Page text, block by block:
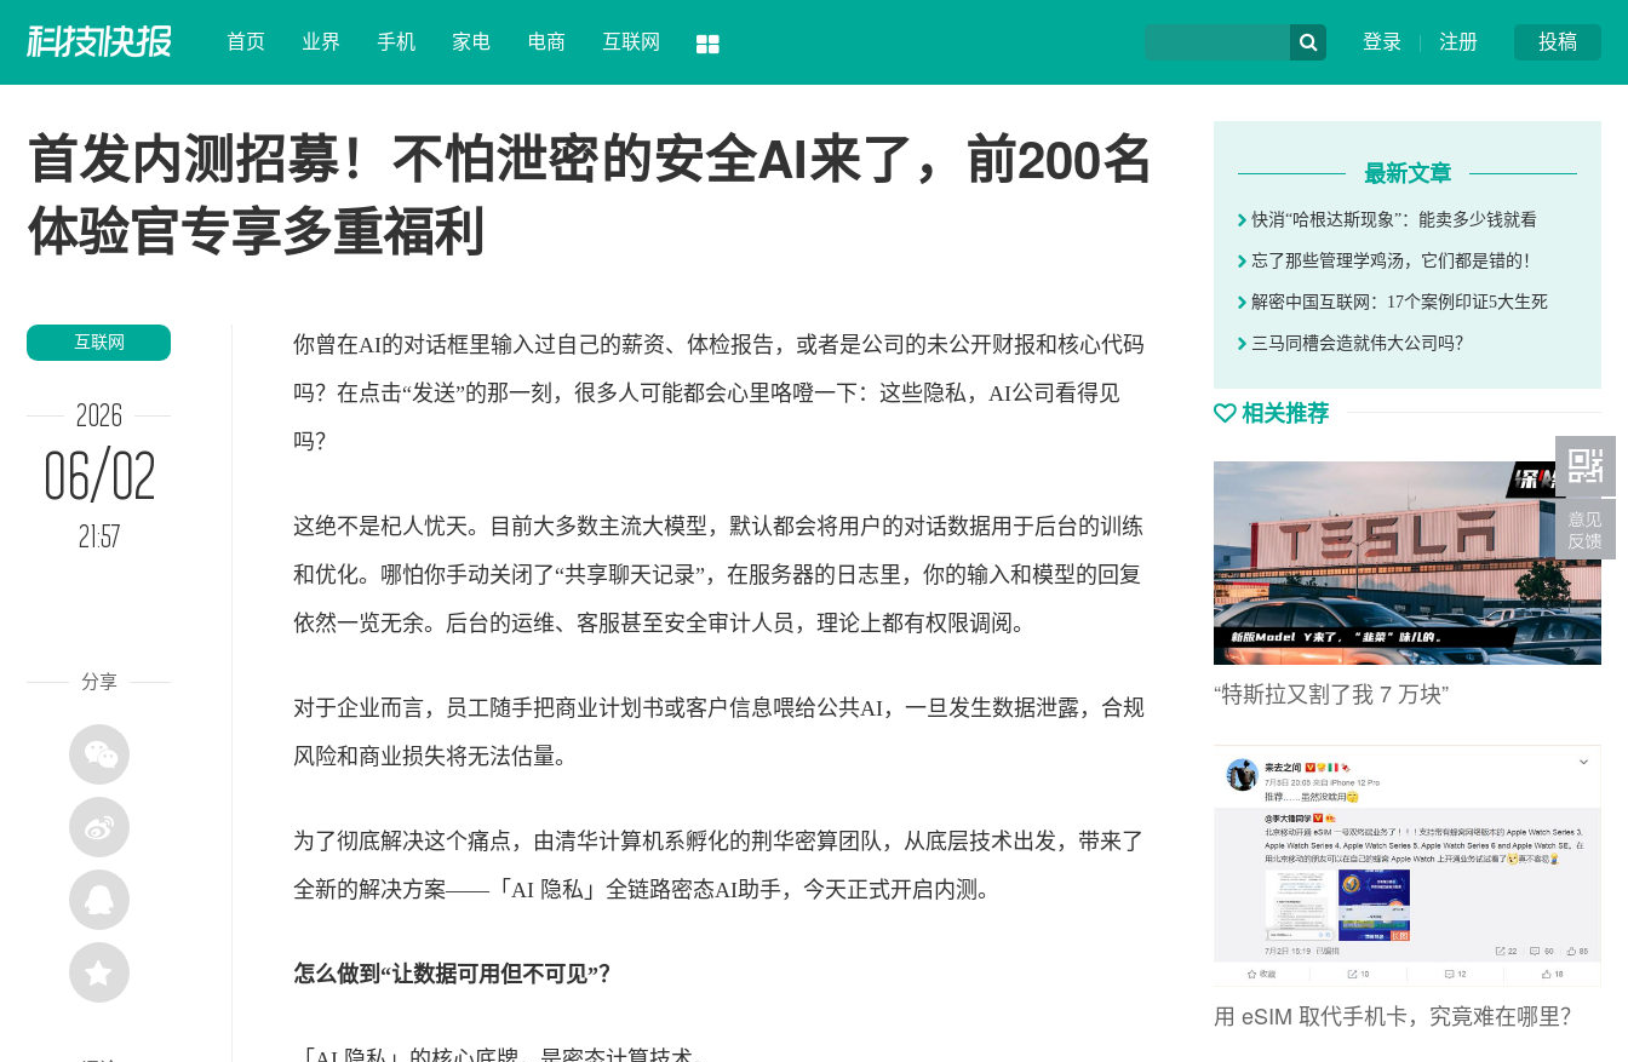
投稿
登录 | 注册
首页 业界 手机 家电 电商 互联网
首发内测招募！不怕泄密的安全AI来了，前200名
体验官专享多重福利
互联网
2026
06/02
21:57
分享
你曾在AI的对话框里输入过自己的薪资、体检报告，或者是公司的未公开财报和核心代码
吗？在点击“发送”的那一刻，很多人可能都会心里咯噔一下：这些隐私，AI公司看得见
吗？
这绝不是杞人忧天。目前大多数主流大模型，默认都会将用户的对话数据用于后台的训练
和优化。哪怕你手动关闭了“共享聊天记录”，在服务器的日志里，你的输入和模型的回复
依然一览无余。后台的运维、客服甚至安全审计人员，理论上都有权限调阅。
对于企业而言，员工随手把商业计划书或客户信息喂给公共AI，一旦发生数据泄露，合规
风险和商业损失将无法估量。
为了彻底解决这个痛点，由清华计算机系孵化的荆华密算团队，从底层技术出发，带来了
全新的解决方案——「AI 隐私」全链路密态AI助手，今天正式开启内测。
怎么做到 “让数据可用但不可见”？
最新文章
快消“哈根达斯现象”：能卖多少钱就看
忘了那些管理学鸡汤，它们都是错的！
解密中国互联网：17个案例印证5大生死
三马同槽会造就伟大公司吗？
相关推荐
“特斯拉又割了我 7 万块”
用 eSIM 取代手机卡，究竟难在哪里？